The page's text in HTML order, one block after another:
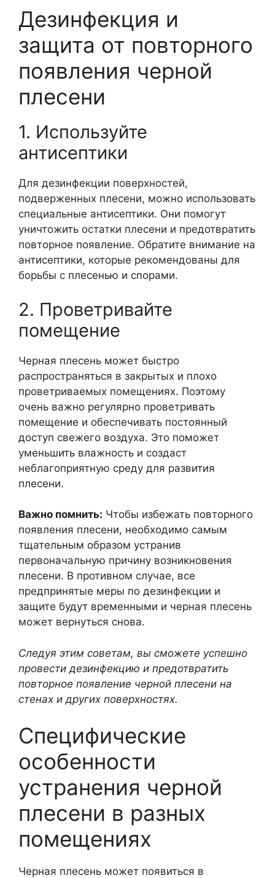
Дезинфекция и
защита от повторного
появления черной
плесени
1. Используйте
антисептики
Для дезинфекции поверхностей,
подверженных плесени, можно использовать
специальные антисептики. Они помогут
уничтожить остатки плесени и предотвратить
повторное появление. Обратите внимание на
антисептики, которые рекомендованы для
борьбы с плесенью и спорами.
2. Проветривайте
помещение
Черная плесень может быстро
распространяться в закрытых и плохо
проветриваемых помещениях. Поэтому
очень важно регулярно проветривать
помещение и обеспечивать постоянный
доступ свежего воздуха. Это поможет
уменьшить влажность и создаст
неблагоприятную среду для развития
плесени.
Важно помнить: Чтобы избежать повторного
появления плесени, необходимо самым
тщательным образом устранив
первоначальную причину возникновения
плесени. В противном случае, все
предпринятые меры по дезинфекции и
защите будут временными и черная плесень
может вернуться снова.
Следуя этим советам, вы сможете успешно
провести дезинфекцию и предотвратить
повторное появление черной плесени на
стенах и других поверхностях.
Специфические
особенности
устранения черной
плесени в разных
помещениях
Черная плесень может появиться в